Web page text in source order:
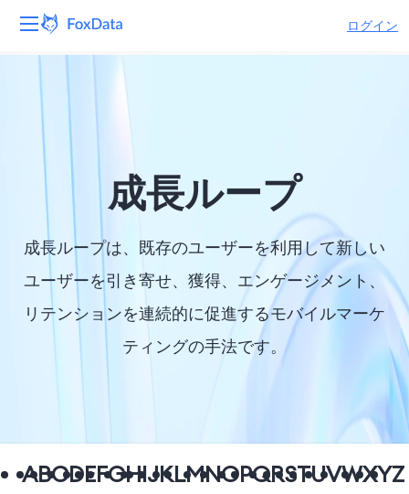
ログイン
プラットフォーム
ソリューション
リソース
会社
成長ループ
成長ループは、既存のユーザーを利用して新しい
ユーザーを引き寄せ、獲得、エンゲージメント、
リテンションを連続的に促進するモバイルマーケ
ティングの手法です。
ABCDEFGHIJKLMNOPQRSTUVWXYZ